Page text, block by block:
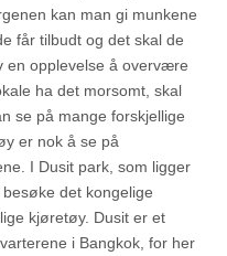
kan man gi munkene
får tilbudt og det skal de
en opplevelse å overvære
ha det morsomt, skal
se på mange forskjellige
er nok å se på
I Dusit park, som ligger
det kongelige
kjøretøy. Dusit er et
i Bangkok, for her